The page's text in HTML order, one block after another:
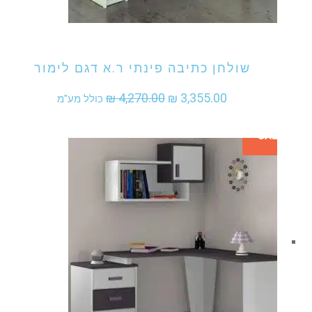
שולחן כתיבה פינתי ר.א דגם לימור
₪4,270.00
המחיר
היה:
₪ 4,270.00.
₪ 3,355.00
המחיר
כולל מע"מ
SALE